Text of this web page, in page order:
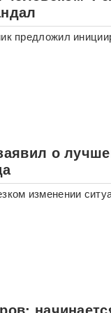
предложил
о
изменении